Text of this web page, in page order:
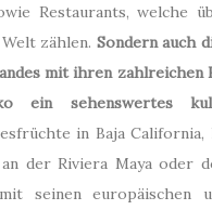
Restaurants, welche
zählen. Sondern auch
mit ihren
ein sehenswertes
in Baja California,
der Riviera Maya oder
seinen europäischen